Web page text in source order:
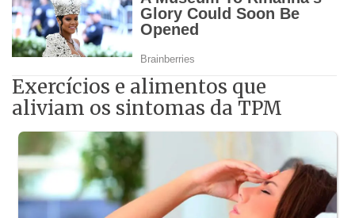
Exercícios e alimentos que
aliviam os sintomas da TPM